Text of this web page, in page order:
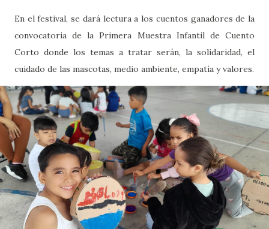
En el festival, se dará lectura a los cuentos ganadores de la
convocatoria de la Primera Muestra Infantil de Cuento
Corto donde los temas a tratar serán, la solidaridad, el
cuidado de las mascotas, medio ambiente, empatía y valores.